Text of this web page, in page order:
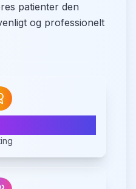
patienter den
og professionelt